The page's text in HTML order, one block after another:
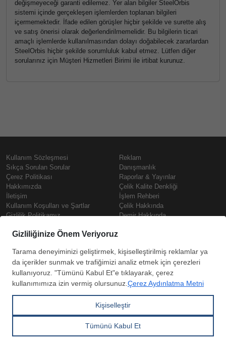
değişmeyeceği garanti edilemez. Yer alan bilgiler SteelOrbis
sistemi içinde gerçekleşen işlemlerden toplanan bilgileri
içermemektedir. İfade edilen görüşler hiçbir şekilde ve surette alış
ve satış önerisi olarak değerlendirilmemelidir. Bu bilgilerin ticari
amaçlı işlemlerde kullanılmasından dolayı doğabilecek zararlardan
SteelOrbis hiçbir şekilde sorumluluk kabul etmez. Lütfen diğer
sorularınız için Müşteri Hizmetleri Birimi ile irtibat kurunuz.
Kullanım Sözleşmesi
Sıkça Sorulan Sorular
Çerez Politikası
Hakkımızda
İletişim
Kullanım Koşulları ve Şartlar
Gizlilik Politikamız
Prime
Reklam
Danışmanlık
Raporlar & Yayınlar
Çelik Kalite Denkliği
İşlem Rehberi
Çelik Hakkında
Demir Hakkında
Çelik Fiyatları
Demir Fiyatları
Güncel Hurda Fiyatları
Kutu Profil Fiyatları
Copyright © SteelOrbis Elektronik
Tüm hakları saklıdır